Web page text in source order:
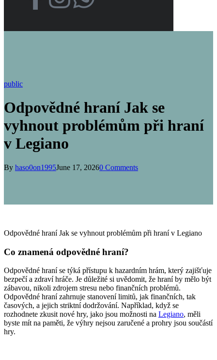
public
Odpovědné hraní Jak se
vyhnout problémům při hraní
v Legiano
By haso0on1995June 17, 20260 Comments
Odpovědné hraní Jak se vyhnout problémům při hraní v Legiano
Co znamená odpovědné hraní?
Odpovědné hraní se týká přístupu k hazardním hrám, který zajišťuje
bezpečí a zdraví hráče. Je důležité si uvědomit, že hraní by mělo být
zábavou, nikoli zdrojem stresu nebo finančních problémů.
Odpovědné hraní zahrnuje stanovení limitů, jak finančních, tak
časových, a jejich striktní dodržování. Například, když se
rozhodnete zkusit nové hry, jako jsou možnosti na Legiano, měli
byste mít na paměti, že výhry nejsou zaručené a prohry jsou součástí
hry.